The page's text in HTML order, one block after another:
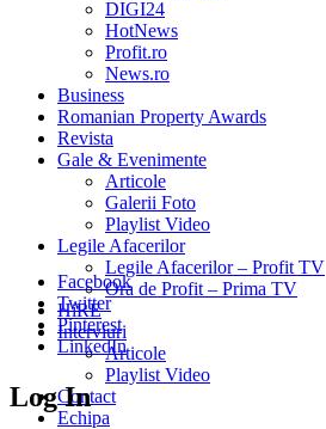
DIGI24
HotNews
Profit.ro
News.ro
Business
Romanian Property Awards
Revista
Gale & Evenimente
Articole
Galerii Foto
Playlist Video
Legile Afacerilor
Legile Afacerilor – Profit TV
Ora de Profit – Prima TV
HiRE
Interviuri
Articole
Playlist Video
Contact
Echipa
Facebook
Twitter
Pinterest
LinkedIn
Log In